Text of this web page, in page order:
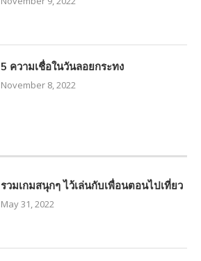
5 ความเชื่อในวันลอยกระทง
November 8, 2022
รวมเกมสนุกๆ ไว้เล่นกับเพื่อนตอนไปเที่ยว
May 31, 2022